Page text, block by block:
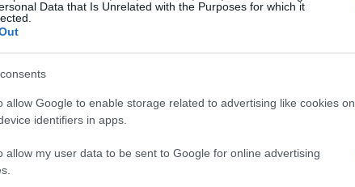
Data that Is Unrelated with the Purposes for which it
allow Google to enable storage related to advertising like cookies on
identifiers in apps.
allow my user data to be sent to Google for online advertising
League
la Francia, gli azzurri si sono piazzati al secondo
la guida della squadra nel settembre 2023, ha
avere le capacità per riportare l’Italia ai vertici del
rappresenta un’opportunità cruciale per